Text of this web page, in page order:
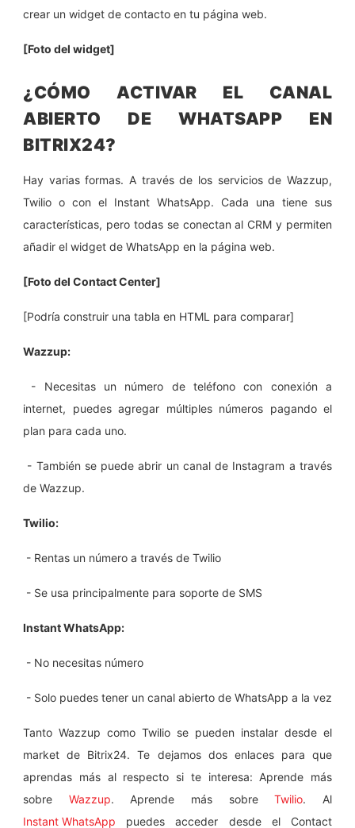
crear un widget de contacto en tu página web.
[Foto del widget]
¿CÓMO ACTIVAR EL CANAL
ABIERTO DE WHATSAPP EN
BITRIX24?
Hay varias formas. A través de los servicios de Wazzup,
Twilio o con el Instant WhatsApp. Cada una tiene sus
características, pero todas se conectan al CRM y permiten
añadir el widget de WhatsApp en la página web.
[Foto del Contact Center]
[Podría construir una tabla en HTML para comparar]
Wazzup:
- Necesitas un número de teléfono con conexión a
internet, puedes agregar múltiples números pagando el
plan para cada uno.
- También se puede abrir un canal de Instagram a través
de Wazzup.
Twilio:
- Rentas un número a través de Twilio
- Se usa principalmente para soporte de SMS
Instant WhatsApp:
- No necesitas número
- Solo puedes tener un canal abierto de WhatsApp a la vez
Tanto Wazzup como Twilio se pueden instalar desde el
market de Bitrix24. Te dejamos dos enlaces para que
aprendas más al respecto si te interesa: Aprende más
sobre Wazzup. Aprende más sobreTwilio. Al
Instant WhatsApp puedes acceder desde el Contact